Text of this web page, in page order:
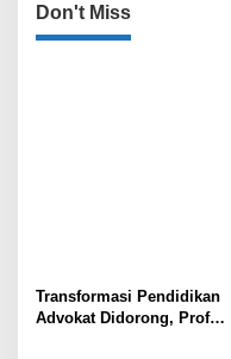
Don't Miss
Transformasi Pendidikan
Advokat Didorong, Prof